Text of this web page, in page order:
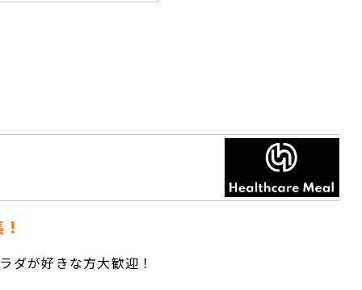
ダが好きな方大歓迎！